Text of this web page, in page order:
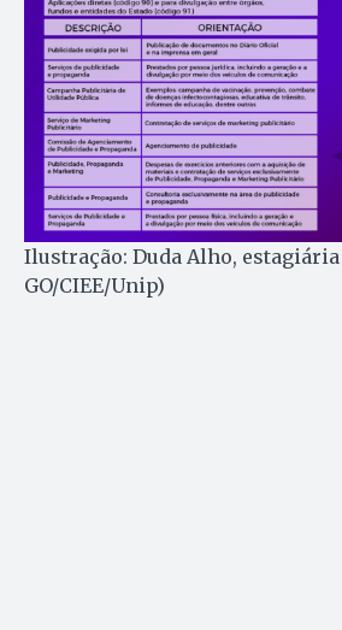
Ilustração: Duda Alho,
GO/CIEE/Unip)